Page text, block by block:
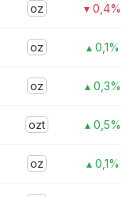
oz ▾ 0,4%
oz ▴ 0,1%
oz ▴ 0,3%
ozt ▴ 0,5%
oz ▴ 0,1%